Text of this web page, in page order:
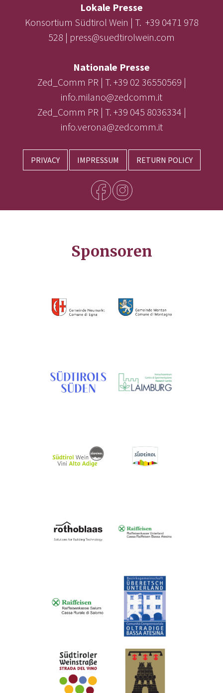
Lokale Presse
Konsortium Südtirol Wein | T. +39 0471 978
528 | press@suedtirolwein.com
Nationale Presse
Zed_Comm PR | T. +39 02 36550569 |
info.milano@zedcomm.it
Zed_Comm PR | T. +39 045 8036334 |
info.verona@zedcomm.it
PRIVACY IMPRESSUM RETURN POLICY
Sponsoren